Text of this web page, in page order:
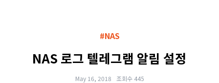
#NAS
NAS 로그 텔레그램 알림 설정
May 16, 2018 조회수 445